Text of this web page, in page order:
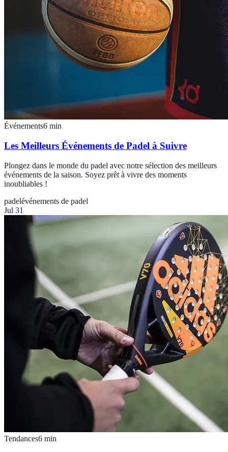
Événements6 min
Les Meilleurs Événements de Padel à Suivre
Plongez dans le monde du padel avec notre sélection des meilleurs
événements de la saison. Soyez prêt à vivre des moments
inoubliables !
padelévénements de padel
Jul 31
Tendances6 min